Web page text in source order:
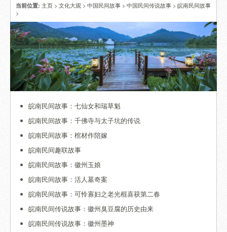
当前位置: 主页 > 文化大观 > 中国民间故事 > 中国民间传说故事 > 皖南民间故事
>
皖南民间故事：七仙女和瑞草魁
皖南民间故事：千佛寺与太子坑的传说
皖南民间故事：棺材作陪嫁
皖南民间趣联故事
皖南民间故事：徽州玉娘
皖南民间故事：活人墓奇案
皖南民间故事：可怜寡妇之老光棍喜获第二春
皖南民间传说故事：徽州臭豆腐的历史由来
皖南民间传说故事：徽州墨神